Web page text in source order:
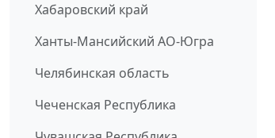
Хабаровский край
Ханты-Мансийский АО-Югра
Челябинская область
Чеченская Республика